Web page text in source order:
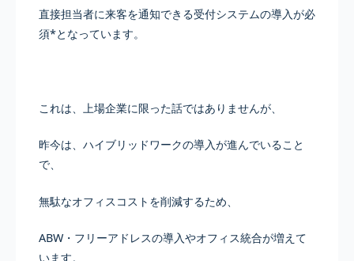
直接担当者に来客を通知できる受付システムの導入が必
須*となっています。
これは、上場企業に限った話ではありませんが、
昨今は、ハイブリッドワークの導入が進んでいること
で、
無駄なオフィスコストを削減するため、
ABW・フリーアドレスの導入やオフィス統合が増えて
います。